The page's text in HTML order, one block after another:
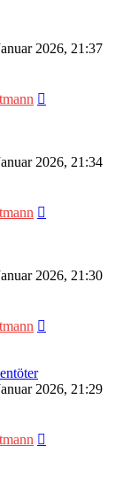
2026, 21:37
2026, 21:34
2026, 21:30
2026, 21:29